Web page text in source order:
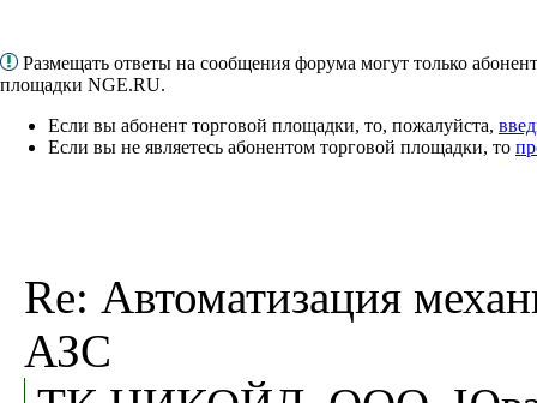
Размещать ответы на сообщения форума могут только
площадки NGE.RU.
Если вы абонент торговой площадки, то, пожалуйста,
Если вы не являетесь абонентом торговой площадки, то
Re: Автоматизация
АЗС